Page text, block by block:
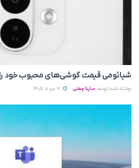
شیائومی قیمت گوشی‌های محبوب خود را
نوشته شده توسط ساینا چمنی